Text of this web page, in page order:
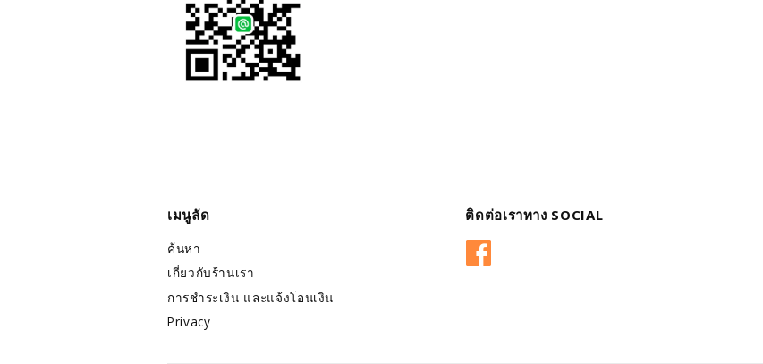
เมนูลัด
ค้นหา
เกี่ยวกับร้านเรา
การชำระเงิน และแจ้งโอนเงิน
Privacy
ติดต่อเราทาง SOCIAL